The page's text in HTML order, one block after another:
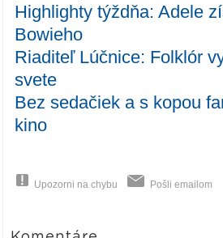
Highlighty týždňa: Adele
Bowieho
Riaditeľ Lúčnice: Folklór
svete
Bez sedačiek a s kopou
kino
Upozorni na chybu Pošli emailom